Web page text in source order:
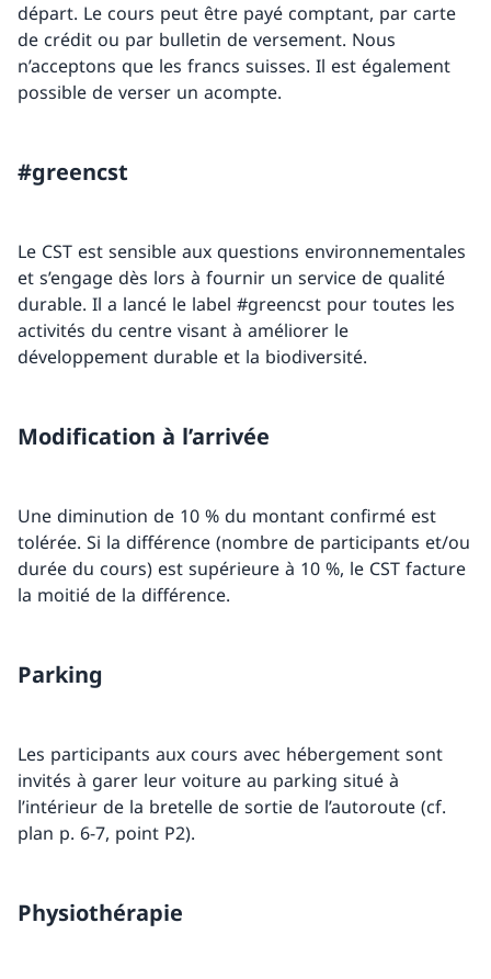
départ. Le cours peut être payé comptant, par carte
de crédit ou par bulletin de versement. Nous
n’acceptons que les francs suisses. Il est également
possible de verser un acompte.
#greencst
Le CST est sensible aux questions environnementales
et s’engage dès lors à fournir un service de qualité
durable. Il a lancé le label #greencst pour toutes les
activités du centre visant à améliorer le
développement durable et la biodiversité.
Modification à l’arrivée
Une diminution de 10 % du montant confirmé est
tolérée. Si la différence (nombre de participants et/ou
durée du cours) est supérieure à 10 %, le CST facture
la moitié de la différence.
Parking
Les participants aux cours avec hébergement sont
invités à garer leur voiture au parking situé à
l’intérieur de la bretelle de sortie de l’autoroute (cf.
plan p. 6-7, point P2).
Physiothérapie